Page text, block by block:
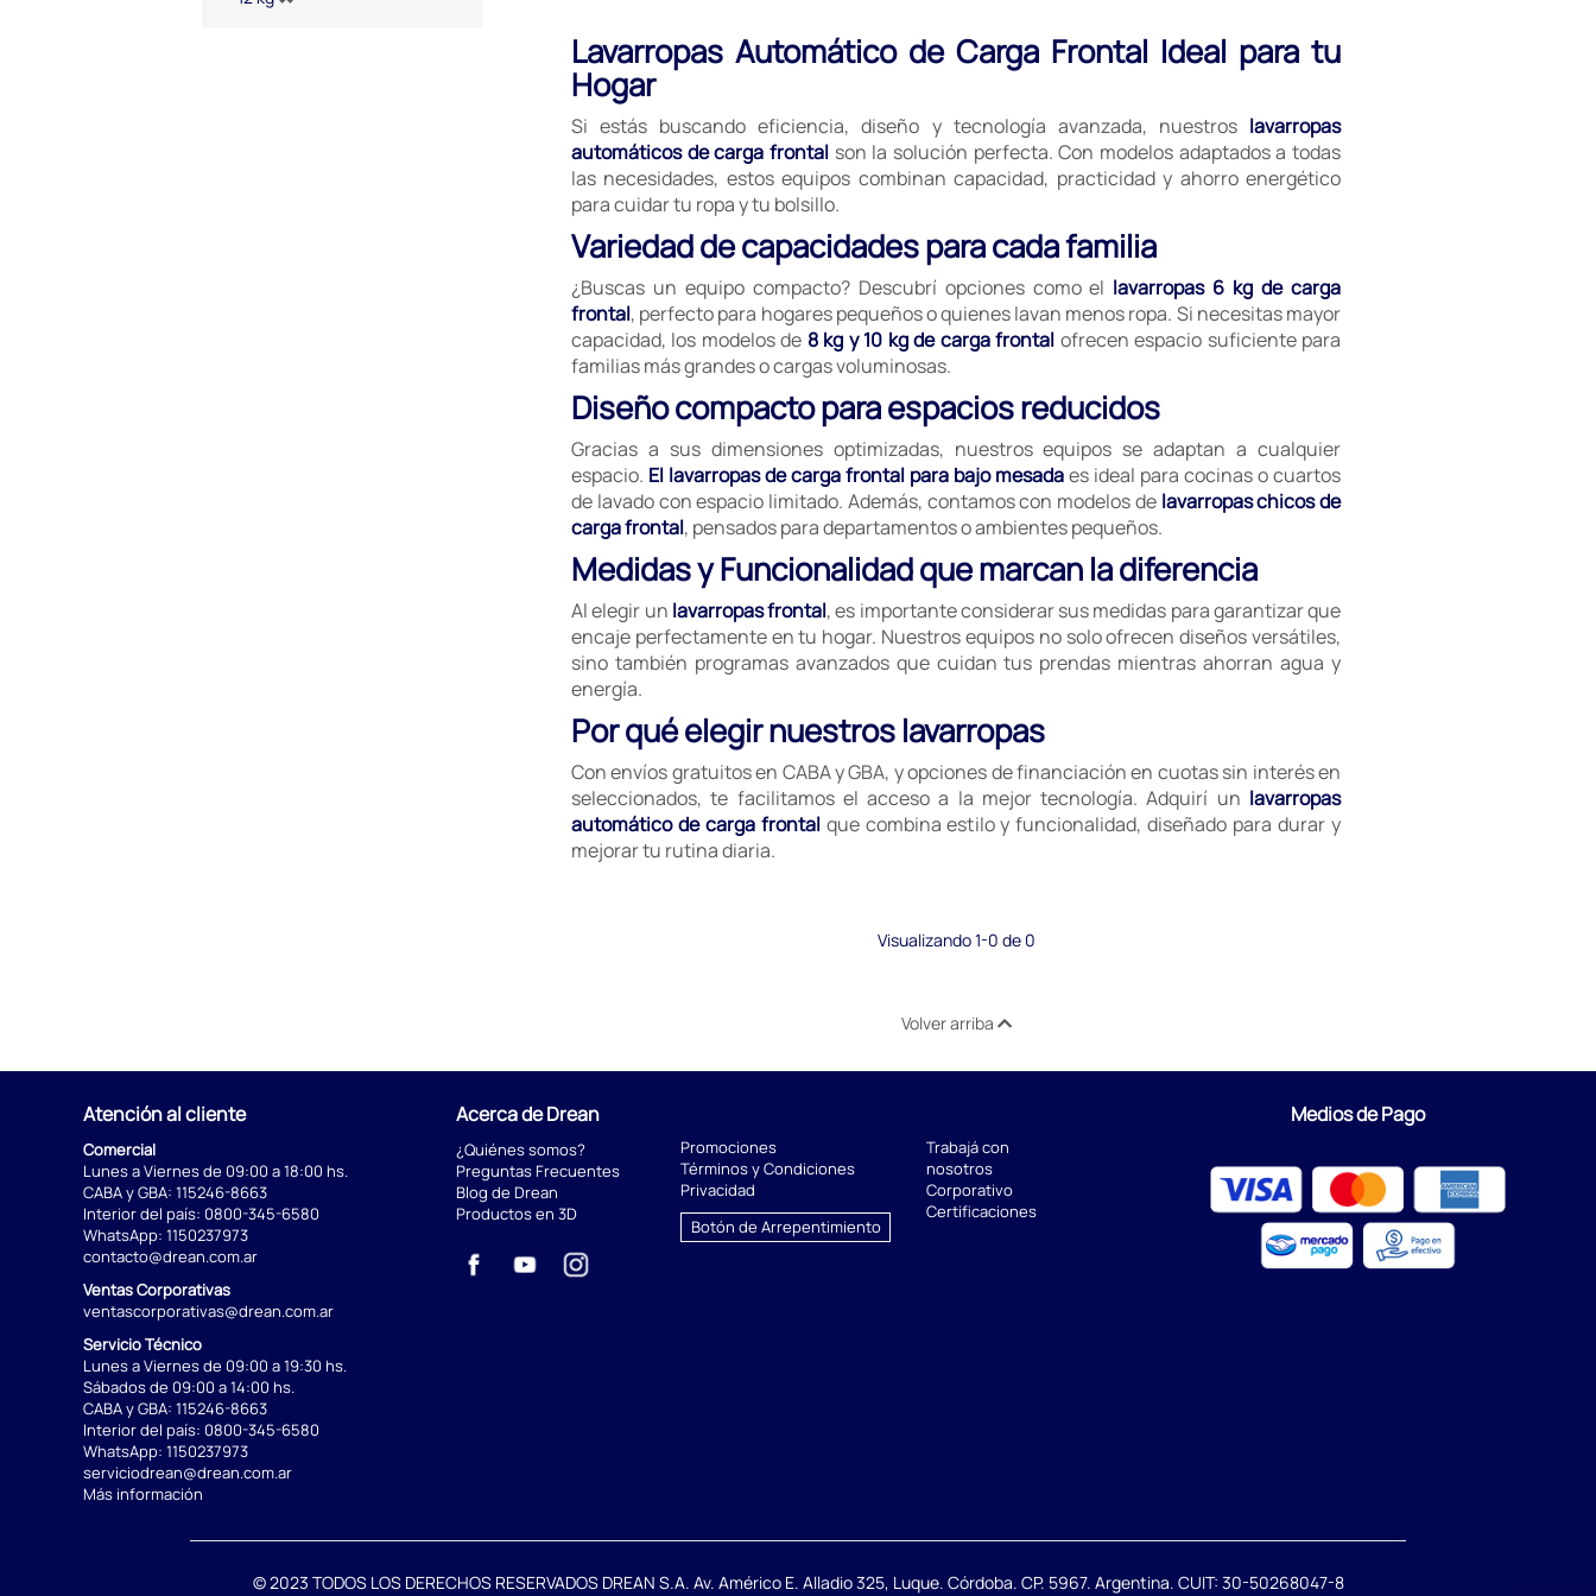
Lavarropas Automático de Carga Frontal Ideal para tu
Hogar
Si estás buscando eficiencia, diseño y tecnología avanzada, nuestros lavarropas
automáticos de carga frontal son la solución perfecta. Con modelos adaptados a todas
las necesidades, estos equipos combinan capacidad, practicidad y ahorro energético
para cuidar tu ropa y tu bolsillo.
Variedad de capacidades para cada familia
¿Buscas un equipo compacto? Descubrí opciones como el lavarropas 6 kg de carga
frontal, perfecto para hogares pequeños o quienes lavan menos ropa. Si necesitas mayor
capacidad, los modelos de 8 kg y 10 kg de carga frontal ofrecen espacio suficiente para
familias más grandes o cargas voluminosas.
Diseño compacto para espacios reducidos
Gracias a sus dimensiones optimizadas, nuestros equipos se adaptan a cualquier
espacio. El lavarropas de carga frontal para bajo mesadaes ideal para cocinas o cuartos
de lavado con espacio limitado. Además, contamos con modelos de lavarropas chicos de
carga frontal, pensados para departamentos o ambientes pequeños.
Medidas y Funcionalidad que marcan la diferencia
Al elegir un lavarropas frontal, es importante considerar sus medidas para garantizar que
encaje perfectamente en tu hogar. Nuestros equipos no solo ofrecen diseños versátiles,
sino también programas avanzados que cuidan tus prendas mientras ahorran agua y
energía.
Por qué elegir nuestros lavarropas
Con envíos gratuitos en CABA y GBA, y opciones de financiación en cuotas sin interés en
seleccionados, te facilitamos el acceso a la mejor tecnología. Adquirí un lavarropas
automático de carga frontalque combina estilo y funcionalidad, diseñado para durar y
mejorar tu rutina diaria.
Visualizando 1-0 de 0
Volver arriba
Atención al cliente
Comercial
Lunes a Viernes de 09:00 a 18:00 hs.
CABA y GBA: 115246-8663
Interior del país: 0800-345-6580
WhatsApp: 1150237973
contacto@drean.com.ar
Ventas Corporativas
ventascorporativas@drean.com.ar
Servicio Técnico
Lunes a Viernes de 09:00 a 19:30 hs.
Sábados de 09:00 a 14:00 hs.
CABA y GBA: 115246-8663
Interior del país: 0800-345-6580
WhatsApp: 1150237973
serviciodrean@drean.com.ar
Más información
Acerca de Drean
¿Quiénes somos?
Preguntas Frecuentes
Blog de Drean
Productos en 3D
Promociones
Términos y Condiciones
Privacidad
Botón de Arrepentimiento
Trabajá con
nosotros
Corporativo
Certificaciones
Medios de Pago
© 2023 TODOS LOS DERECHOS RESERVADOS DREAN S.A. Av. Américo E. Alladio 325, Luque. Córdoba. CP. 5967. Argentina. CUIT: 30-50268047-8